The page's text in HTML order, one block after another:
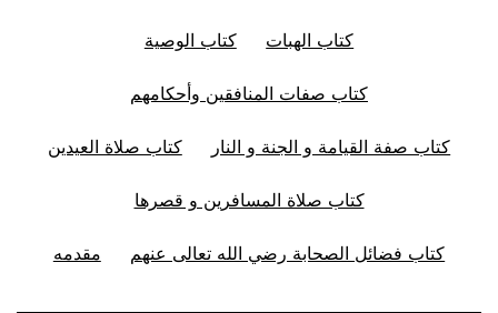
كتاب الهبات كتاب الوصية
كتاب صفات المنافقين وأحكامهم
كتاب صفة القيامة و الجنة و النار كتاب صلاة العيدين
كتاب صلاة المسافرين و قصرها
كتاب فضائل الصحابة رضي الله تعالى عنهم مقدمه